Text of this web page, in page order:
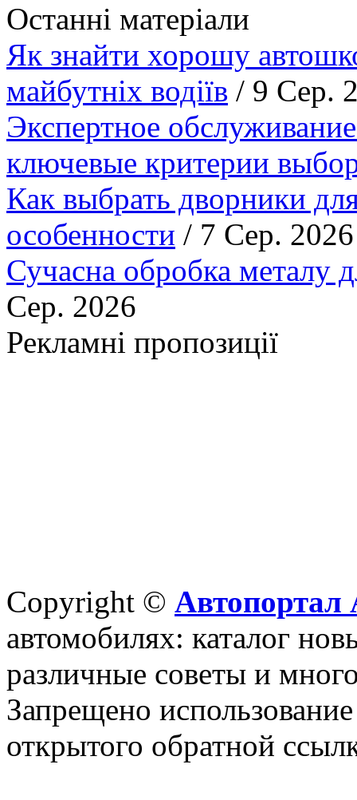
Останні матеріали
Як знайти хорошу
майбутніх водіїв / 9 Сер.
Экспертное
ключевые критерии
Как выбрать дворники
особенности / 7 Сер. 2026
Сучасна обробка металу
Сер. 2026
Рекламні пропозиції
Copyright © Автопортал
автомобилях: каталог
различные советы и
Запрещено
открытого обратной